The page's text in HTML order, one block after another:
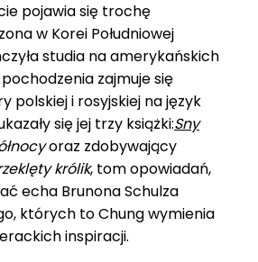
pojawia się trochę
w Korei Południowej
studia na amerykańskich
zajmuje się
polskiej i rosyjskiej na język
się jej trzy książki:Sny
oraz zdobywający
królik, tom opowiadań,
echa Brunona Schulza
których to Chung wymienia
inspiracji.